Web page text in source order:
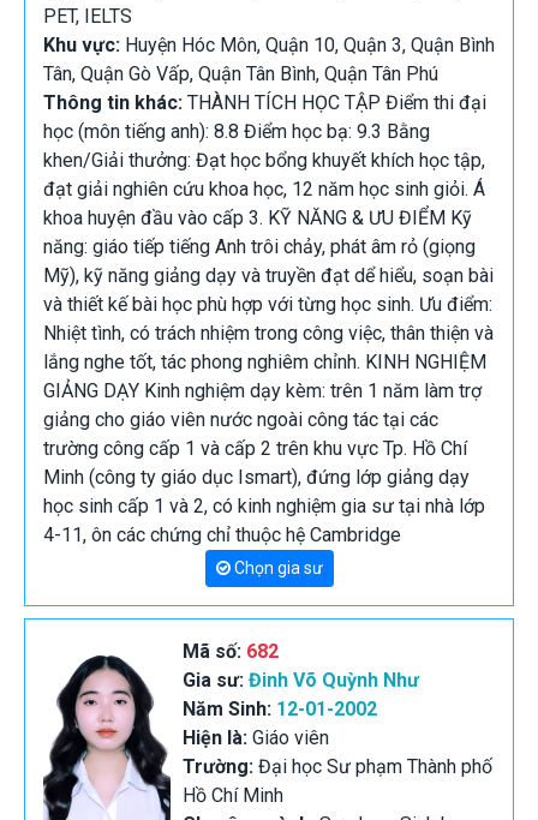
PET, IELTS
Khu vực: Huyện Hóc Môn, Quận 10, Quận 3, Quận Bình
Tân, Quận Gò Vấp, Quận Tân Bình, Quận Tân Phú
Thông tin khác: THÀNH TÍCH HỌC TẬP Điểm thi đại
học (môn tiếng anh): 8.8 Điểm học bạ: 9.3 Bằng
khen/Giải thưởng: Đạt học bổng khuyết khích học tập,
đạt giải nghiên cứu khoa học, 12 năm học sinh giỏi. Á
khoa huyện đầu vào cấp 3. KỸ NĂNG & ƯU ĐIỂM Kỹ
năng: giáo tiếp tiếng Anh trôi chảy, phát âm rỏ (giọng
Mỹ), kỹ năng giảng dạy và truyền đạt dể hiểu, soạn bài
và thiết kế bài học phù hợp với từng học sinh. Ưu điểm:
Nhiệt tình, có trách nhiệm trong công việc, thân thiện và
lắng nghe tốt, tác phong nghiêm chỉnh. KINH NGHIỆM
GIẢNG DẠY Kinh nghiệm dạy kèm: trên 1 năm làm trợ
giảng cho giáo viên nước ngoài công tác tại các
trường công cấp 1 và cấp 2 trên khu vực Tp. Hồ Chí
Minh (công ty giáo dục Ismart), đứng lớp giảng dạy
học sinh cấp 1 và 2, có kinh nghiệm gia sư tại nhà lớp
4-11, ôn các chứng chỉ thuộc hệ Cambridge
Chọn gia sư
Mã số: 682
Gia sư: Đinh Võ Quỳnh Như
Năm Sinh: 12-01-2002
Hiện là: Giáo viên
Trường: Đại học Sư phạm Thành phố
Hồ Chí Minh